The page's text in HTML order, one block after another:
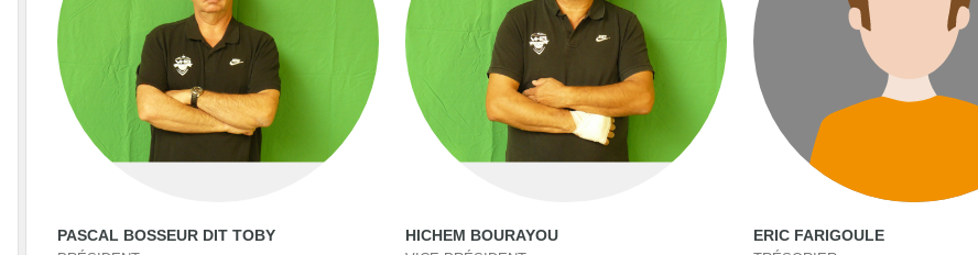
PASCAL BOSSEUR DIT TOBY HICHEM BOURAYOU ERIC FARIGOULE